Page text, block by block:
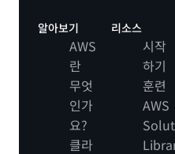
알아보기
AWS
란
무엇
인가
요?
클라
리소스
시작
하기
훈련
AWS